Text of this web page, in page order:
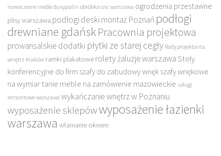
nowoczesne meble do sypialni obróbka cnc warszawa ogrodzenia przestawne
plisy warszawa podłogi deski montaż Poznań podłogi
drewniane gdańskPracownia projektowa
prowansalskie dodatki płytki ze starej cegły Rady projektanta
wnętrz Kraków ramki plakatowe rolety żaluzje warszawa Stoły
konferencyjne do firm szafy do zabudowy wnęk szafy wnękowe
na wymiar tanie meble na zamówienie mazowieckie usługi
remontowe warszawa wykańczanie wnętrz w Poznaniu
wyposażenie sklepówwyposażenie łazienki
warszawa włamanie oknem